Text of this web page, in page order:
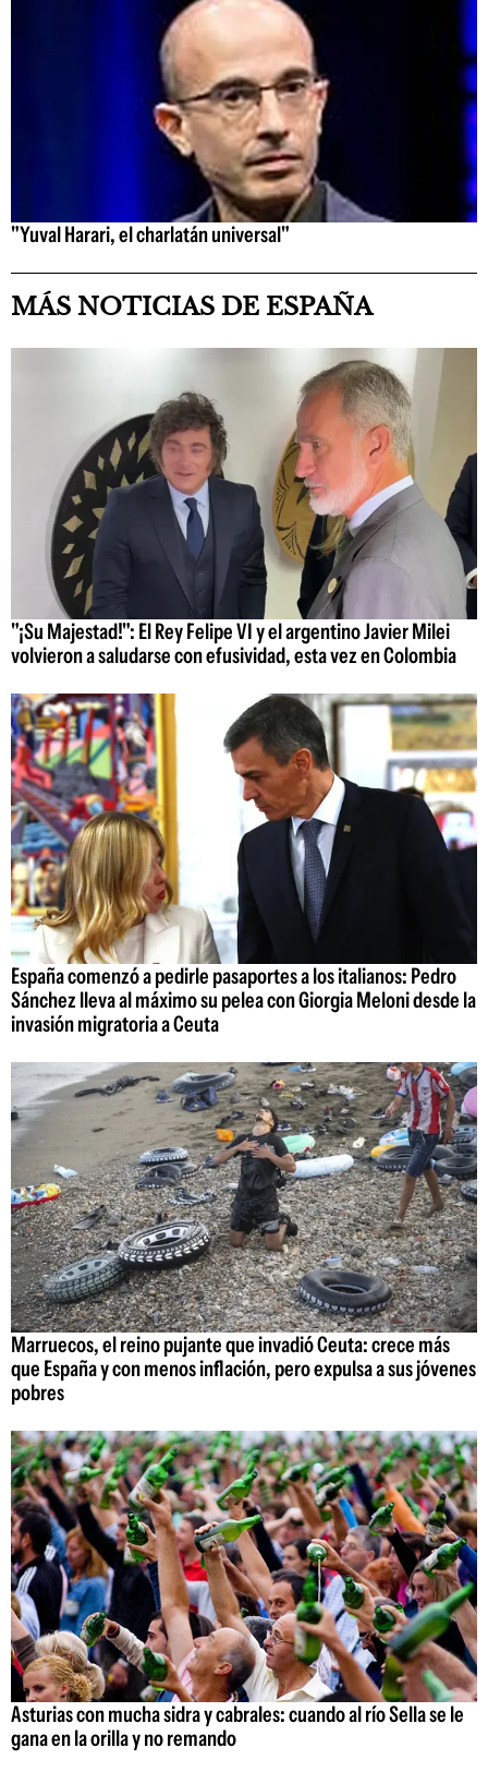
"Yuval Harari, el charlatán universal"
MÁS NOTICIAS DE ESPAÑA
"¡Su Majestad!": El Rey Felipe VI y el argentino Javier Milei
volvieron a saludarse con efusividad, esta vez en Colombia
España comenzó a pedirle pasaportes a los italianos: Pedro
Sánchez lleva al máximo su pelea con Giorgia Meloni desde la
invasión migratoria a Ceuta
Marruecos, el reino pujante que invadió Ceuta: crece más
que España y con menos inflación, pero expulsa a sus jóvenes
pobres
Asturias con mucha sidra y cabrales: cuando al río Sella se le
gana en la orilla y no remando